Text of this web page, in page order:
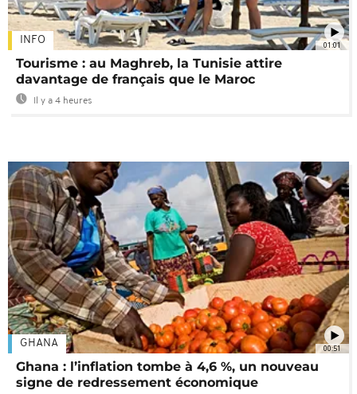
01:01
INFO
Tourisme : au Maghreb, la Tunisie attire
davantage de français que le Maroc
Il y a 4 heures
00:51
GHANA
Ghana : l’inflation tombe à 4,6 %, un nouveau
signe de redressement économique